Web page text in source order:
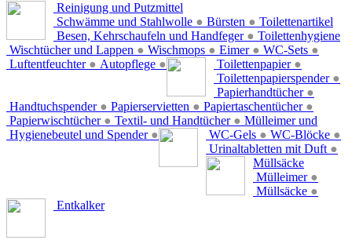
Reinigung und Putzmittel
Schwämme und Stahlwolle ● Bürsten ●
Besen, Kehrschaufeln und Handfeger ●
Wischtücher und Lappen ● Wischmops ● Eimer ● WC-Sets ●
Luftentfeuchter ● Autopflege ●
Toilettenartikel
Toilettenpapier ●
Toilettenpapierspender ●
Papierhandtücher ●
Handtuchspender ● Papierservietten ● Papiertaschentücher ●
Papierwischtücher ● Textil- und Handtücher ●
Hygienebeutel und Spender ●
Toilettenhygiene
WC-Gels ● WC-Blöcke ●
Urinaltabletten mit Duft ●
Mülleimer und
Müllsäcke
Mülleimer ●
Müllsäcke ●
Entkalker